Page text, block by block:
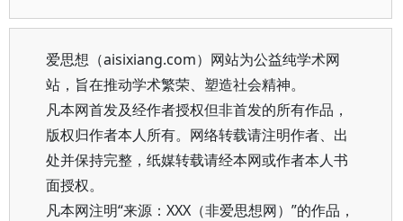
爱思想（aisixiang.com）网站为公益纯学术网
站，旨在推动学术繁荣、塑造社会精神。
凡本网首发及经作者授权但非首发的所有作品，
版权归作者本人所有。网络转载请注明作者、出
处并保持完整，纸媒转载请经本网或作者本人书
面授权。
凡本网注明“来源：XXX（非爱思想网）”的作品，